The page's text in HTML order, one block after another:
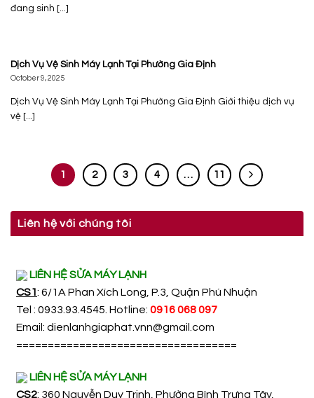
đang sinh [...]
Dịch Vụ Vệ Sinh Máy Lạnh Tại Phường Gia Định
October 9, 2025
Dịch Vụ Vệ Sinh Máy Lạnh Tại Phường Gia Định Giới thiệu dịch vụ
vệ [...]
1 2 3 4 … 11
Liên hệ với chúng tôi
LIÊN HỆ SỬA MÁY LẠNH
CS1: 6/1A Phan Xích Long, P.3, Quận Phú Nhuận
Tel : 0933.93.4545. Hotline: 0916 068 097
Email: dienlanhgiaphat.vnn@gmail.com
===================================
LIÊN HỆ SỬA MÁY LẠNH
CS2: 360 Nguyễn Duy Trinh, Phường Bình Trưng Tây,